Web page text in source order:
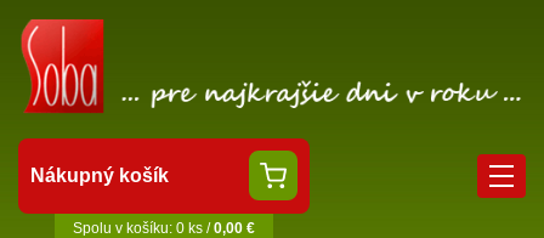
Nákupný košík
Spolu v košíku: 0 ks /0,00 €